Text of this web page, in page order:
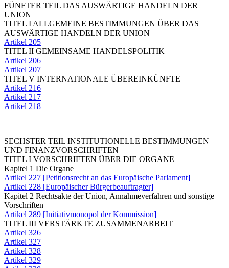
FÜNFTER TEIL DAS AUSWÄRTIGE HANDELN DER
UNION
TITEL I ALLGEMEINE BESTIMMUNGEN ÜBER DAS
AUSWÄRTIGE HANDELN DER UNION
Artikel 205
TITEL II GEMEINSAME HANDELSPOLITIK
Artikel 206
Artikel 207
TITEL V INTERNATIONALE ÜBEREINKÜNFTE
Artikel 216
Artikel 217
Artikel 218
SECHSTER TEIL INSTITUTIONELLE BESTIMMUNGEN
UND FINANZVORSCHRIFTEN
TITEL I VORSCHRIFTEN ÜBER DIE ORGANE
Kapitel 1 Die Organe
Artikel 227 [Petitionsrecht an das Europäische Parlament]
Artikel 228 [Europäischer Bürgerbeauftragter]
Kapitel 2 Rechtsakte der Union, Annahmeverfahren und sonstige
Vorschriften
Artikel 289 [Initiativmonopol der Kommission]
TITEL III VERSTÄRKTE ZUSAMMENARBEIT
Artikel 326
Artikel 327
Artikel 328
Artikel 329